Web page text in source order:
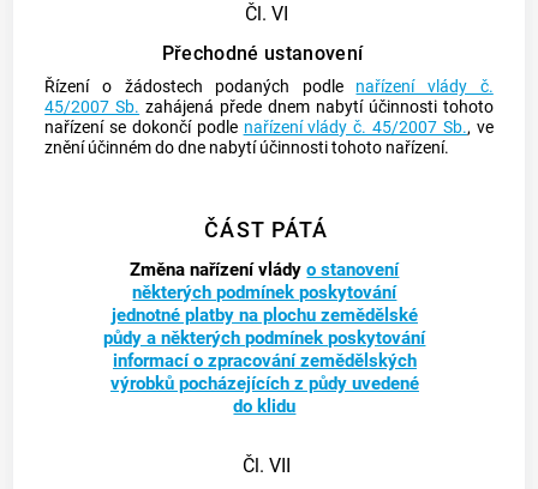
Čl. VI
Přechodné ustanovení
Řízení o žádostech podaných podle nařízení vlády č.
45/2007 Sb. zahájená přede dnem nabytí účinnosti tohoto
nařízení se dokončí podle nařízení vlády č. 45/2007 Sb., ve
znění účinném do dne nabytí účinnosti tohoto nařízení.
ČÁST PÁTÁ
Změna nařízení vládyo stanovení
některých podmínek poskytování
jednotné platby na plochu zemědělské
půdy a některých podmínek poskytování
informací o zpracování zemědělských
výrobků pocházejících z půdy uvedené
do klidu
Čl. VII